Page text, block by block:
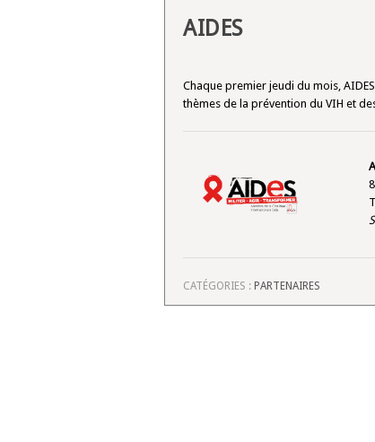
AIDES
Chaque premier jeudi du mois,
thèmes de la prévention du VIH et
CATÉGORIES : PARTENAIRES